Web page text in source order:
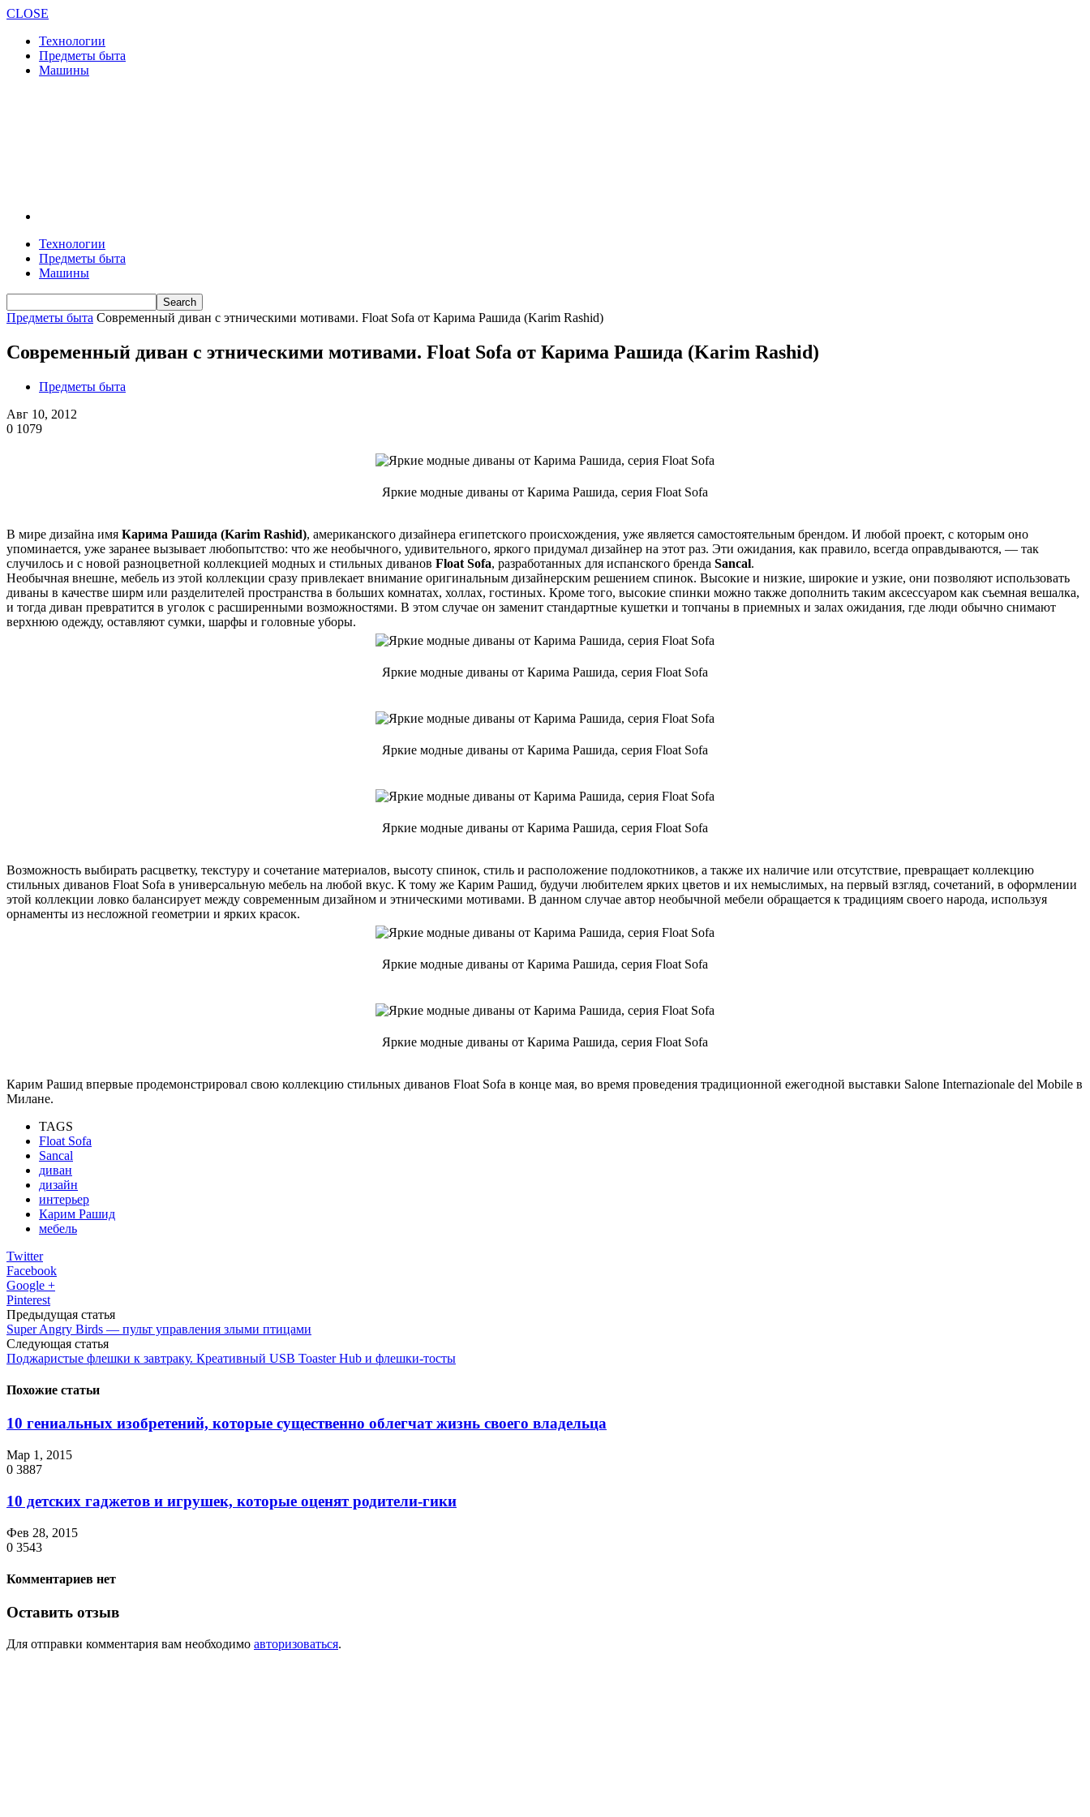
CLOSE
Технологии
Предметы быта
Машины
Технологии
Предметы быта
Машины
Предметы быта Современный диван с этническими мотивами. Float Sofa от Карима Рашида (Karim Rashid)
Современный диван с этническими мотивами. Float Sofa от Карима Рашида (Karim Rashid)
Предметы быта
Авг 10, 2012
0 1079
Яркие модные диваны от Карима Рашида, серия Float Sofa
В мире дизайна имя Карима Рашида (Karim Rashid), американского дизайнера египетского происхождения, уже является самостоятельным брендом. И любой проект, с которым оно
упоминается, уже заранее вызывает любопытство: что же необычного, удивительного, яркого придумал дизайнер на этот раз. Эти ожидания, как правило, всегда оправдываются, — так
случилось и с новой разноцветной коллекцией модных и стильных диванов Float Sofa, разработанных для испанского бренда Sancal.
Необычная внешне, мебель из этой коллекции сразу привлекает внимание оригинальным дизайнерским решением спинок. Высокие и низкие, широкие и узкие, они позволяют использовать
диваны в качестве ширм или разделителей пространства в больших комнатах, холлах, гостиных. Кроме того, высокие спинки можно также дополнить таким аксессуаром как съемная вешалка,
и тогда диван превратится в уголок с расширенными возможностями. В этом случае он заменит стандартные кушетки и топчаны в приемных и залах ожидания, где люди обычно снимают
верхнюю одежду, оставляют сумки, шарфы и головные уборы.
Яркие модные диваны от Карима Рашида, серия Float Sofa
Яркие модные диваны от Карима Рашида, серия Float Sofa
Яркие модные диваны от Карима Рашида, серия Float Sofa
Возможность выбирать расцветку, текстуру и сочетание материалов, высоту спинок, стиль и расположение подлокотников, а также их наличие или отсутствие, превращает коллекцию
стильных диванов Float Sofa в универсальную мебель на любой вкус. К тому же Карим Рашид, будучи любителем ярких цветов и их немыслимых, на первый взгляд, сочетаний, в оформлении
этой коллекции ловко балансирует между современным дизайном и этническими мотивами. В данном случае автор необычной мебели обращается к традициям своего народа, используя
орнаменты из несложной геометрии и ярких красок.
Яркие модные диваны от Карима Рашида, серия Float Sofa
Яркие модные диваны от Карима Рашида, серия Float Sofa
Карим Рашид впервые продемонстрировал свою коллекцию стильных диванов Float Sofa в конце мая, во время проведения традиционной ежегодной выставки Salone Internazionale del Mobile в
Милане.
TAGS
Float Sofa
Sancal
диван
дизайн
интерьер
Карим Рашид
мебель
Twitter
Facebook
Google +
Pinterest
Предыдущая статья
Super Angry Birds — пульт управления злыми птицами
Следующая статья
Поджаристые флешки к завтраку. Креативный USB Toaster Hub и флешки-тосты
Похожие статьи
10 гениальных изобретений, которые существенно облегчат жизнь своего владельца
Мар 1, 2015
0 3887
10 детских гаджетов и игрушек, которые оценят родители-гики
Фев 28, 2015
0 3543
Комментариев нет
Оставить отзыв
Для отправки комментария вам необходимо авторизоваться.